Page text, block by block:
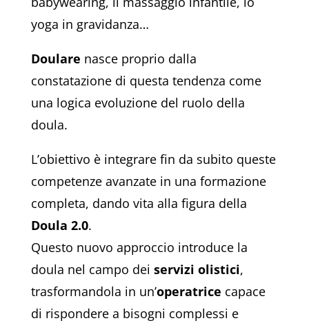
yoga in gravidanza…
Doulare nasce proprio dalla
constatazione di questa tendenza come
una logica evoluzione del ruolo della
doula.
L’obiettivo è integrare fin da subito queste
competenze avanzate in una formazione
completa, dando vita alla figura della
Doula 2.0.
Questo nuovo approccio introduce la
doula nel campo dei servizi olistici,
trasformandola in un’operatrice capace
di rispondere a bisogni complessi e